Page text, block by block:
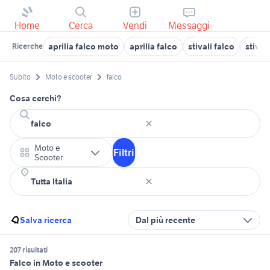
Home Cerca Vendi Messaggi
Ricerche aprilia falco moto aprilia falco stivali falco
Subito Moto e scooter falco
Cosa cerchi?
Moto e
Scooter
Filtri
Salva ricerca Dal più recente
207 risultati
Falco in Moto e scooter